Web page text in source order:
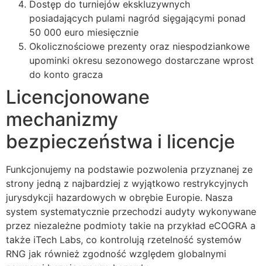
panel
panel
panel
satın al
Panel
Panel
Panel
Panel
Panel
Panel
Dostęp do turniejów ekskluzywnych
posiadających pulami nagród sięgającymi ponad
50 000 euro miesięcznie
Okolicznościowe prezenty oraz niespodziankowe
upominki okresu sezonowego dostarczane wprost
do konto gracza
Licencjonowane
mechanizmy
bezpieczeństwa i licencje
Funkcjonujemy na podstawie pozwolenia przyznanej ze
strony jedną z najbardziej z wyjątkowo restrykcyjnych
jurysdykcji hazardowych w obrębie Europie. Nasza
system systematycznie przechodzi audyty wykonywane
przez niezależne podmioty takie na przykład eCOGRA a
także iTech Labs, co kontrolują rzetelność systemów
RNG jak również zgodność względem globalnymi